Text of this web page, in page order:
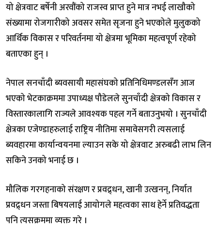
यो क्षेत्रवाट बर्षेनी अरवौंको राजस्व प्राप्त हुने मात्र नभई लाखौको
संख्यामा रोजगारीको अवसर समेत सृजना हुने भएकोले मुलुकको
आर्थिक विकास र परिवर्तनमा यो क्षेत्रमा भूमिका महत्वपूर्ण रहेको
बताएका हुन् ।
नेपाल सनचाँदी ब्यवसायी महासंघको प्रतिनिधिमण्डलसँग आज
भएको भेटकाक्रममा उपाध्यक्ष पौडेलले सुनचाँदी क्षेत्रको विकास र
विस्तारकालागि राज्यले आवश्यक पहल गर्ने बताउनुभयो । सुनचाँदी
क्षेत्रका एजेण्डाहरुलाई राष्ट्रिय नीतिमा समावेसगरी त्यसलाई
ब्यवहारमा कार्यान्वयनमा ल्याउन सके यो क्षेत्रवाट अरुबढी लाभ लिन
सकिने उनको भनाई छ ।
मौलिक गरगहनाको संरक्षण र प्रवद्र्धन, खानी उत्खनन्, निर्यात
प्रवद्र्धन जस्ता बिषयलाई आयोगले महत्वका साथ हेर्ने प्रतिवद्धता
पनि त्यसक्रममा व्यक्त गरे ।